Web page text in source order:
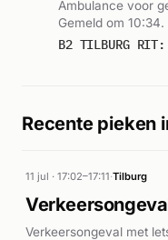
Ambulance voor
Gemeld om 10:34.
B2 TILBURG
Recente pieken
11 jul · 17:02–17:11·Tilburg
Verkeersongeval met